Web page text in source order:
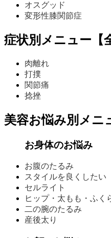
オスグッド
変形性膝関節症
症状別メニュー【
肉離れ
打撲
関節痛
捻挫
美容お悩み別メニ
お身体のお悩み
お腹のたるみ
スタイルを良くしたい
セルライト
ヒップ・太もも・ふく
二の腕のたるみ
産後太り